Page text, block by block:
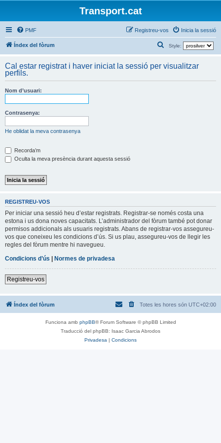
Transport.cat
PMF Inicia la sessió
Registreu-vos
Índex del fòrum Style:
e
r
c
Cal estar registrat i haver iniciat la sessió per visualitzar
perfils.
Nom d’usuari:
Contrasenya:
He oblidat la meva contrasenya
Recorda’m
Oculta la meva presència durant aquesta sessió
REGISTREU-VOS
Per iniciar una sessió heu d’estar registrats. Registrar-se només costa una
estona i us dona noves capacitats. L’administrador del fòrum també pot donar
permisos addicionals als usuaris registrats. Abans de registrar-vos assegureu-
vos que coneixeu les condicions d’ús. Si us plau, assegureu-vos de llegir les
regles del fòrum mentre hi navegueu.
Condicions d’ús
Normes de privadesa
Registreu-vos
Índex del fòrum Totes les hores són UTC+02:00
Funciona amb phpBB® Forum Software © phpBB Limited
Traducció del phpBB: Isaac Garcia Abrodos
Privadesa
Condicions